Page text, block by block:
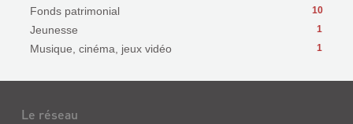
10
Fonds patrimonial
1
Jeunesse
1
Musique, cinéma, jeux vidéo
Le réseau